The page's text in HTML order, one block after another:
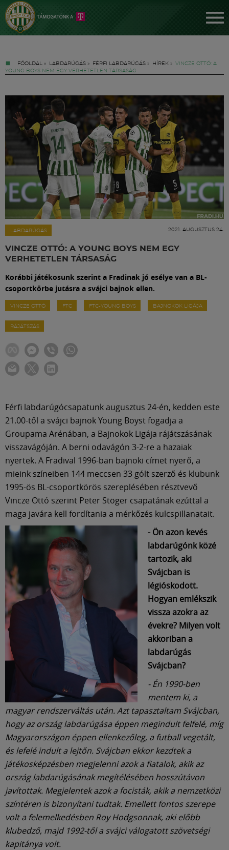
FŐOLDAL » LABDARÚGÁS » FÉRFI LABDARÚGÁS » HÍREK » VINCZE OTTÓ: A
YOUNG BOYS NEM EGY VERHETETLEN TÁRSASÁG
LABDARÚGÁS 2021. AUGUSZTUS 24.
VINCZE OTTÓ: A YOUNG BOYS NEM EGY
VERHETETLEN TÁRSASÁG
Korábbi játékosunk szerint a Fradinak jó esélye van a BL-
csoportkörbe jutásra a svájci bajnok ellen.
VINCZE OTTÓ FTC FTC-YOUNG BOYS BAJNOKOK LIGÁJA
RÁJÁTSZÁS
Férfi labdarúgócsapatunk augusztus 24-én, kedden este
21.00-től a svájci bajnok Young Boyst fogadja a
Groupama Arénában, a Bajnokok Ligája rájátszásának
visszavágóján. A berni odavágón 3-2-re a hazaiak
nyertek. A Fradival 1996-ban bajnoki címet nyerő, a
mieink színeiben 144 meccsen 33 gólt szerző és klubunk
1995-ös BL-csoportkörös szereplésében résztvevő
Vincze Ottó szerint Peter Stöger csapatának ezúttal a
maga javára kell fordítania a mérkőzés kulcspillanatait.
- Ön azon kevés
labdarúgónk közé
tartozik, aki
Svájcban is
légióskodott.
Hogyan emlékszik
vissza azokra az
évekre? Milyen volt
akkoriban a
labdarúgás
Svájcban?
- Én 1990-ben
mentem ki, a
magyar rendszerváltás után. Azt tapasztaltam Svájcban,
hogy az ország labdarúgása éppen megindult felfelé, míg
Magyarországon éppen ellenkezőleg, a futball vegetált,
és lefelé indult a lejtőn. Svájcban ekkor kezdtek a
játékosképzésben megjelenni azok a fiatalok, akik az
ország labdarúgásának megítélésében hosszútávon
javítottak. Megjelentek azok a focisták, akik a nemzetközi
színtéren is bizonyítani tudtak. Emellett fontos szerepe
volt a felemelkedésben Roy Hodgsonnak, aki előbb
klubedző, majd 1992-től a svájci válogatott szövetségi
kapitánya volt.
Jegyek
FM YouTube +
Hírek
Labdarúgás
Meccscenter
Klub
Szolgáltatások
Közösség
Múzeum
English